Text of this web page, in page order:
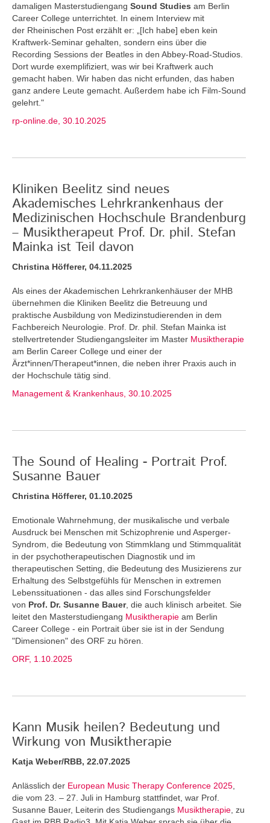
damaligen Masterstudiengang Sound Studies am Berlin
Career College unterrichtet. In einem Interview mit
der Rheinischen Post erzählt er: „[Ich habe] eben kein
Kraftwerk-Seminar gehalten, sondern eins über die
Recording Sessions der Beatles in den Abbey-Road-Studios.
Dort wurde exemplifiziert, was wir bei Kraftwerk auch
gemacht haben. Wir haben das nicht erfunden, das haben
ganz andere Leute gemacht. Außerdem habe ich Film-Sound
gelehrt."
rp-online.de, 30.10.2025
Kliniken Beelitz sind neues
Akademisches Lehrkrankenhaus der
Medizinischen Hochschule Brandenburg
– Musiktherapeut Prof. Dr. phil. Stefan
Mainka ist Teil davon
Christina Höfferer, 04.11.2025
Als eines der Akademischen Lehrkrankenhäuser der MHB
übernehmen die Kliniken Beelitz die Betreuung und
praktische Ausbildung von Medizinstudierenden in dem
Fachbereich Neurologie. Prof. Dr. phil. Stefan Mainka ist
stellvertretender Studiengangsleiter im Master Musiktherapie
am Berlin Career College und einer der
Ärzt*innen/Therapeut*innen, die neben ihrer Praxis auch in
der Hochschule tätig sind.
Management & Krankenhaus, 30.10.2025
The Sound of Healing - Portrait Prof.
Susanne Bauer
Christina Höfferer, 01.10.2025
Emotionale Wahrnehmung, der musikalische und verbale
Ausdruck bei Menschen mit Schizophrenie und Asperger-
Syndrom, die Bedeutung von Stimmklang und Stimmqualität
in der psychotherapeutischen Diagnostik und im
therapeutischen Setting, die Bedeutung des Musizierens zur
Erhaltung des Selbstgefühls für Menschen in extremen
Lebenssituationen - das alles sind Forschungsfelder
von Prof. Dr. Susanne Bauer, die auch klinisch arbeitet. Sie
leitet den Masterstudiengang Musiktherapie am Berlin
Career College - ein Portrait über sie ist in der Sendung
"Dimensionen" des ORF zu hören.
ORF, 1.10.2025
Kann Musik heilen? Bedeutung und
Wirkung von Musiktherapie
Katja Weber/RBB, 22.07.2025
Anlässlich der European Music Therapy Conference 2025
die vom 23. – 27. Juli in Hamburg stattfindet, war Prof.
Susanne Bauer, Leiterin des Studiengangs Musiktherapie , zu